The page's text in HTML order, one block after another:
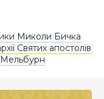
Миколи Бичка
Святих апостолів
Мельбурн